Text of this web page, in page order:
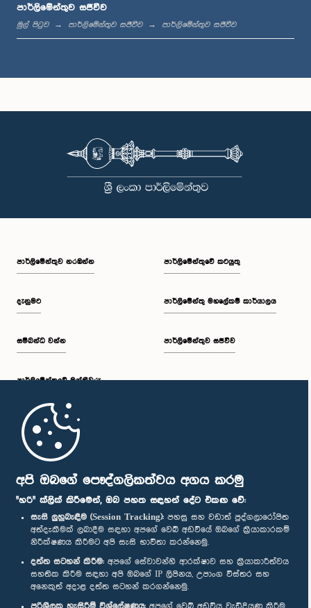
අපි ඔබගේ පෞද්ගලිකත්වය අගය කරමු
"හරි" ක්ලික් කිරීමෙන්, ඔබ පහත සඳහන් දේට එකඟ වේ:
සැසි ලුහුබැඳීම (Session Tracking): පහසු සහ වඩාත් පුද්ගලාරෝපිත
අත්දැකීමක් ලබාදීම සඳහා අපගේ වෙබ් අඩවියේ ඔබගේ ක්‍රියාකාරකම්
නිරීක්ෂණය කිරීමට අපි සැසි භාවිතා කරන්නෙමු.
දත්ත සටහන් කිරීම: අපගේ සේවාවන්හි ආරක්ෂාව සහ ක්‍රියාකාරීත්වය
සහතික කිරීම සඳහා අපි ඔබගේ IP ලිපිනය, උපාංග විස්තර සහ
අනෙකුත් අදාළ දත්ත සටහන් කරගන්නෙමු.
ප.ව. 12:05 - ප.ව. 12:13
ප.ව. 1:00 - ප.ව. 1:10
ප.ව. 1:34 - ප.ව. 1:55
ප.ව. 1:55 - ප.ව. 2:06
ප.ව. 2:06 - ප.ව. 2:16
ප.ව. 2:16 - ප.ව. 2:25
ප.ව. 2:25 - ප.ව. 2:35
පාර්ලිමේන්තුව සජීවීව
මුල් පිටුව පාර්ලිමේන්තුව සජීවීව පාර්ලිමේන්තුව සජීවීව
පාර්ලි‌මේන්තුව නරඹන්න
දැනුමට
සම්බන්ධ වන්න
පාර්ලි‌මේන්තුවේ මන්ත්‍රීවරු
මුල් පිටුව
පාර්ලිමේන්තුවේ කටයුතු
පාර්ලිමේන්තු මහලේකම් කාර්යාලය
පාර්ලිමේන්තුව සජීවීව
පාර්ලිමේන්තු ජංගම යෙදුම
අප හා සම්බන්ධ වී සිටින්න :
සම්මාන